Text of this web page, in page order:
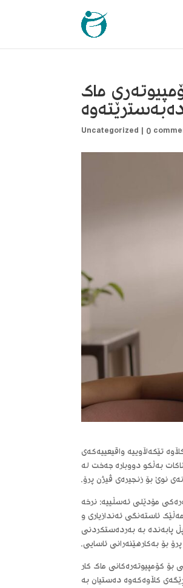
ماک
Uncategorized | 0
تێکەڵاوییە واقیعییەکەی
بەڵکو دووبارە جەخت لە
نوێ بۆ زنجیرەی ڤیژن پرۆ.
مۆدێلی ئەسڵییە: نرخە
ئاستەنگی ئەندازیاری و
پابەندە بە بەردەستکردنی
بۆ بەکارهێنەرانی ئاسایی.
کۆمپیوتەرەکانی ماک کار
کڵاوەکەوە دەستیان بە